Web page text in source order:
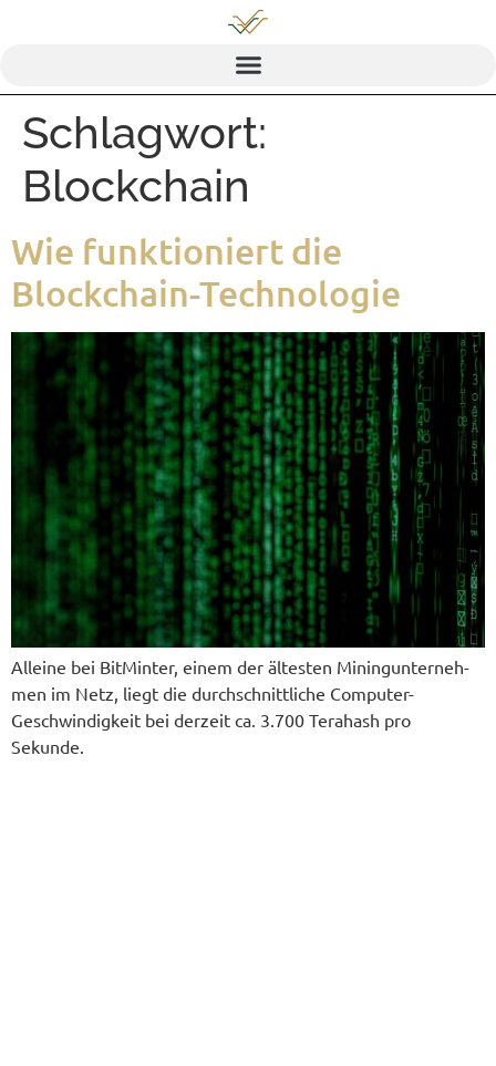
Schlagwort:
Blockchain
Wie funk­tio­niert die
Blockchain-Technologie
Allei­ne bei Bit­Min­ter, einem der älte­sten Mining­un­ter­neh­
men im Netz, liegt die durch­schnitt­li­che Com­pu­ter-
Geschwin­dig­keit bei der­zeit ca. 3.700 Tera­hash pro
Sekunde.